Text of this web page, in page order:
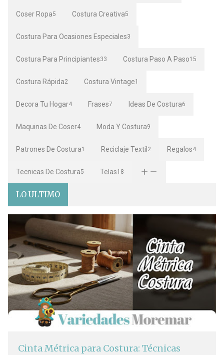
Coser Ropa5 Costura Creativa5
Costura Para Ocasiones Especiales3
Costura Para Principiantes33 Costura Paso A Paso15
Costura Rápida2 Costura Vintage1
Decora Tu Hogar4 Frases7 Ideas De Costura6
Maquinas De Coser4 Moda Y Costura9
Patrones De Costura1 Reciclaje Textil 2 Regalos4
Tecnicas De Costura5 Telas18
LO ULTIMO
Cinta Métrica para Costura: Técnicas